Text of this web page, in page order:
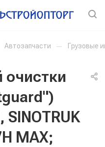
Автозапчасти — Грузовые
очистки
SINOTRUK
MAX;